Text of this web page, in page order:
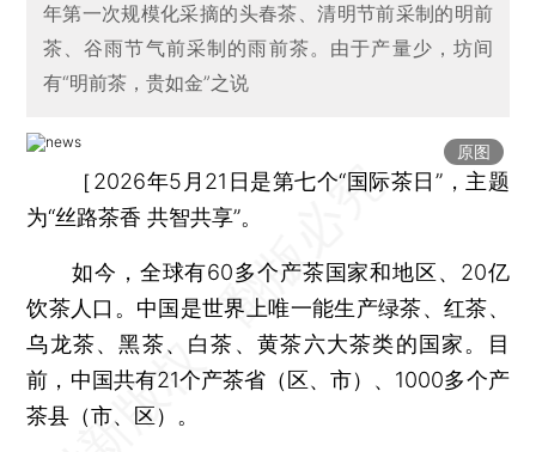
年第一次规模化采摘的头春茶、清明节前采制的明前
茶、谷雨节气前采制的雨前茶。由于产量少，坊间
有“明前茶，贵如金”之说
原图
［2026年5月21日是第七个“国际茶日”，主题
为“丝路茶香 共智共享”。
如今，全球有60多个产茶国家和地区、20亿
饮茶人口。中国是世界上唯一能生产绿茶、红茶、
乌龙茶、黑茶、白茶、黄茶六大茶类的国家。目
前，中国共有21个产茶省（区、市）、1000多个产
茶县（市、区）。